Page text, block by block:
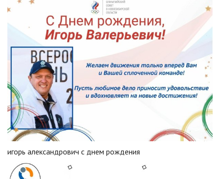
игорь александрович с днем рождения